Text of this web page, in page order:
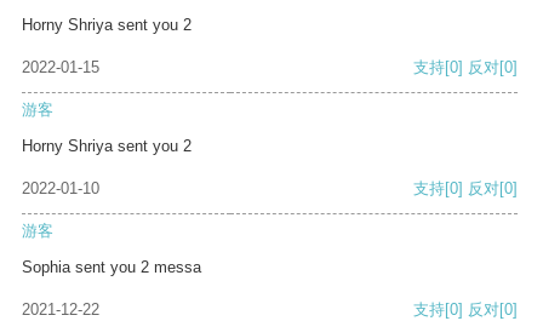
Horny Shriya sent you 2
2022-01-15 支持[0] 反对[0]
游客
Horny Shriya sent you 2
2022-01-10 支持[0] 反对[0]
游客
Sophia sent you 2 messa
2021-12-22 支持[0] 反对[0]